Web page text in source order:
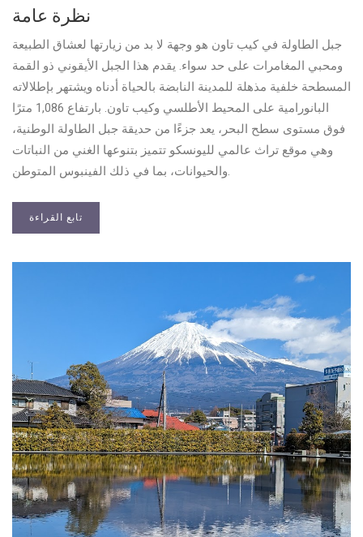
نظرة عامة
جبل الطاولة في كيب تاون هو وجهة لا بد من زيارتها لعشاق الطبيعة
ومحبي المغامرات على حد سواء. يقدم هذا الجبل الأيقوني ذو القمة
المسطحة خلفية مذهلة للمدينة النابضة بالحياة أدناه ويشتهر بإطلالاته
البانورامية على المحيط الأطلسي وكيب تاون. بارتفاع 1,086 مترًا
فوق مستوى سطح البحر، يعد جزءًا من حديقة جبل الطاولة الوطنية،
وهي موقع تراث عالمي لليونسكو تتميز بتنوعها الغني من النباتات
تابع القراءة